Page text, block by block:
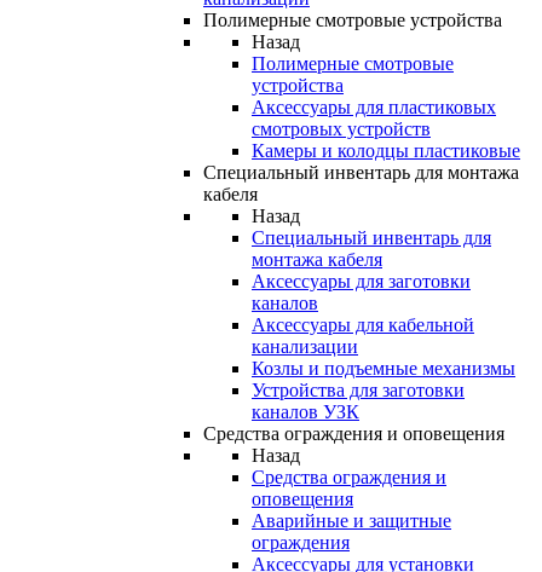
Полимерные смотровые устройства
Назад
Полимерные смотровые
устройства
Аксессуары для пластиковых
смотровых устройств
Камеры и колодцы пластиковые
Специальный инвентарь для монтажа
кабеля
Назад
Специальный инвентарь для
монтажа кабеля
Аксессуары для заготовки
каналов
Аксессуары для кабельной
канализации
Козлы и подъемные механизмы
Устройства для заготовки
каналов УЗК
Средства ограждения и оповещения
Назад
Средства ограждения и
оповещения
Аварийные и защитные
ограждения
Аксессуары для установки